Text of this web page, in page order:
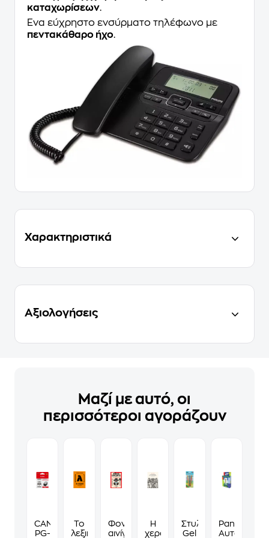
καταχωρίσεων.
Ένα εύχρηστο ενσύρματο τηλέφωνο με
πεντακάθαρο ήχο.
Χαρακτηριστικά
Αξιολογήσεις
Μαζί με αυτό, οι
περισσότεροι αγοράζουν
CANON
PG-
Το
λεξικό
Φονικά
αινίγματα
Η
χερσόνησος
Στυλό
Gel
Panini